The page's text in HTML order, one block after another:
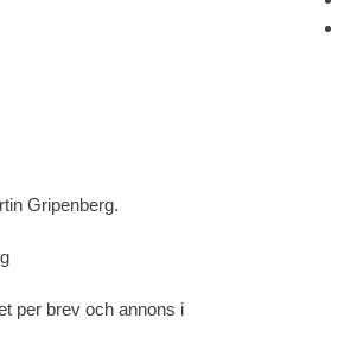
Gripenberg.
per brev och annons i